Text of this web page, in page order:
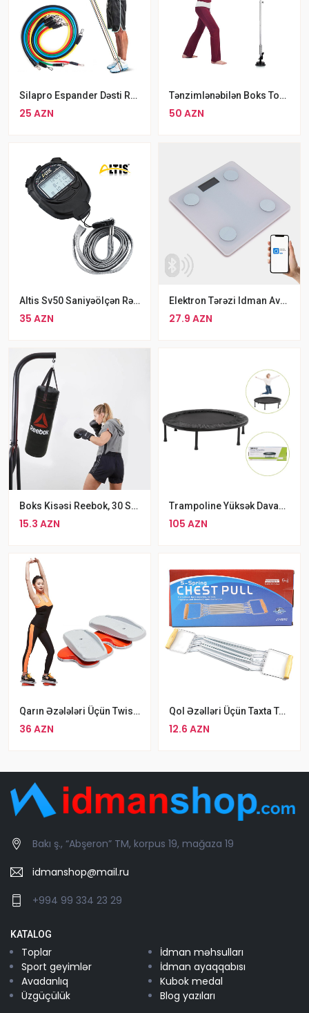
Silapro Espander Dəsti Rəngbərəng 5 Li Jqut
25 AZN
Tənzimlənəbilən Boks Topu Yüksək Dayanıqlı Sürət Boks Təlim Topu Seti
50 AZN
Altis Sv50 Saniyəölçən Rəqəmsal Yaddaş , Qara, M
35 AZN
Elektron Tərəzi Idman Avadanlığı
27.9 AZN
Boks Kisəsi Reebok, 30 Sm, Qara Rengli Qruşa
15.3 AZN
Trampoline Yüksək Davamlı Mini Trampolin
105 AZN
Qarın Əzələləri Üçün Twister Pedallar Twister Pedal Stepper
36 AZN
Qol Əzəlləri Üçün Taxta Tutacaqlı Polad Espander Chest Pull JT-021C
12.6 AZN
Bakı ş., “Abşeron” TM, korpus 19, mağaza 19
idmanshop@mail.ru
+994 99 334 23 29
KATALOG
Toplar
İdman məhsulları
Sport geyimlər
İdman ayaqqabısı
Avadanlıq
Kubok medal
Üzgüçülük
Blog yazıları